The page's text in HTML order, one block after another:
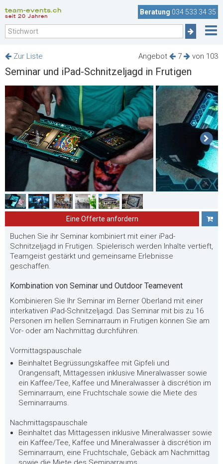
team-events.ch
seit 20 Jahren
Beratung 034 533 34 35
Angebot 7 von 103
Zur Liste
Seminar und iPad-Schnitzeljagd in Frutigen
Eine Offerte anfordern
Buchen Sie ihr Seminar kombiniert mit einer iPad-
Schnitzeljagd in Frutigen. Spielerisch werden Inhalte vertieft,
Teamgeist gestärkt und gemeinsame Erlebnisse
geschaffen.
Kombination von Seminar und Outdoor Teamevent
Kombinieren Sie Ihr Seminar im Berner Oberland mit einer
interkativen iPad-Schnitzeljagd. Das Seminar mit bis zu 16
Personen im hellen Seminarraum in Frutigen können Sie am
Vor- oder am Nachmittag durchführen.
Vormittagspauschale
Beinhaltet Begrüssungskaffee mit Gipfeli und
Orangensaft, Mittagessen inklusive Mineralwasser sowie
ein Kaffee/Tee, Kaffee und Mineralwasser à discrétion im
Seminarraum, eine Fruchtschale sowie die Miete des
Seminarraums.
Nachmittagspauschale
Beinhaltet das Mittagessen inklusive Mineralwasser sowie
ein Kaffee/Tee, Kaffee und Mineralwasser à discrétion im
Seminarraum, eine Fruchtschale, Gebäck am Nachmittag